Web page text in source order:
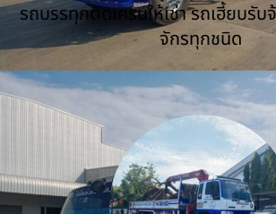
รถบรรทุกติดเครนให้เช่า รถเฮี้ยบรับ
จักรทุกชนิด